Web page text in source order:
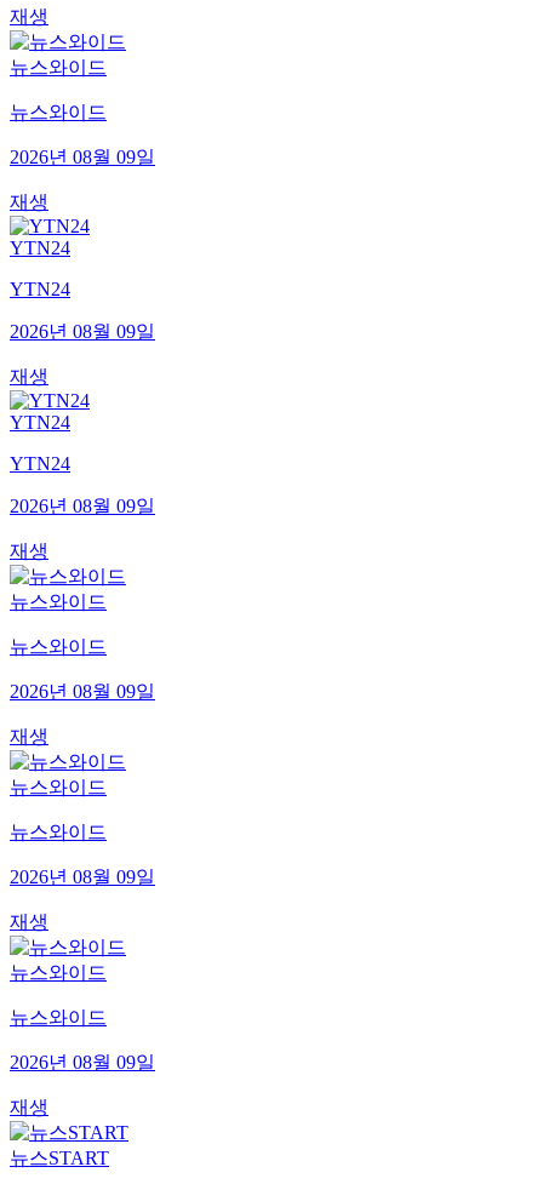
재생
뉴스와이드
뉴스와이드
2026년 08월 09일
재생
YTN24
YTN24
2026년 08월 09일
재생
YTN24
YTN24
2026년 08월 09일
재생
뉴스와이드
뉴스와이드
2026년 08월 09일
재생
뉴스와이드
뉴스와이드
2026년 08월 09일
재생
뉴스와이드
뉴스와이드
2026년 08월 09일
재생
뉴스START